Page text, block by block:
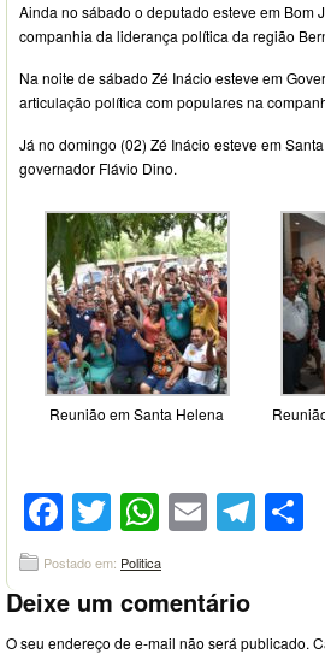
Ainda no sábado o deputado esteve em Bom
companhia da liderança política da região
Na noite de sábado Zé Inácio esteve em
articulação política com populares na
Já no domingo (02) Zé Inácio esteve em
governador Flávio Dino.
Reunião em Santa Helena
Facebook
Twitter
WhatsApp
Email
Postado em: Politica
Deixe um comentário
O seu endereço de e-mail não será publicado.